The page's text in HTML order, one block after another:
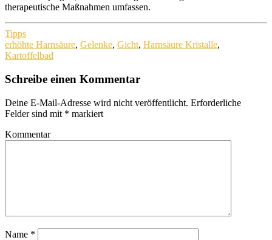
therapeutische Maßnahmen umfassen.
Tipps
erhöhte Harnsäure, Gelenke, Gicht, Harnsäure Kristalle,
Kartoffelbad
Schreibe einen Kommentar
Deine E-Mail-Adresse wird nicht veröffentlicht. Erforderliche
Felder sind mit * markiert
Kommentar
Name *